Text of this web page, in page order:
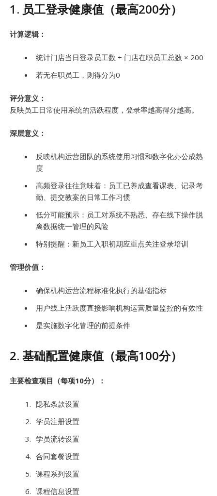
1. 员工登录健康值（最高200分）
计算逻辑：
统计门店当日登录员工数 ÷ 门店在职员工总数 × 200
若无在职员工，则得分为0
评分意义：
反映员工日常使用系统的活跃程度，登录率越高得分越高。
深层意义：
反映机构运营团队的系统使用习惯和数字化办公成熟
度
高频登录往往意味着：员工已养成查看课表、记录考
勤、提交教案的日常工作习惯
低分可能预示：员工对系统不熟悉、存在线下操作脱
离数据统一管理的风险
特别提醒：新员工入职初期应重点关注登录培训
管理价值：
确保机构运营流程标准化执行的基础指标
用户线上活跃度直接影响机构运营质量监控的有效性
是实施数字化管理的前提条件
2. 基础配置健康值（最高100分）
主要检查项目（每项10分）：
隐私条款设置
学员注册设置
学员流转设置
合同套餐设置
课程系列设置
课程信息设置